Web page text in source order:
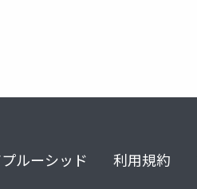
ルーシッド 利用規約